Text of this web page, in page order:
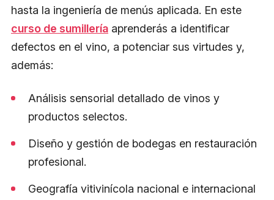
hasta la ingeniería de menús aplicada. En este
curso de sumillería aprenderás a identificar
defectos en el vino, a potenciar sus virtudes y,
además:
Análisis sensorial detallado de vinos y
productos selectos.
Diseño y gestión de bodegas en restauración
profesional.
Geografía vitivinícola nacional e internacional